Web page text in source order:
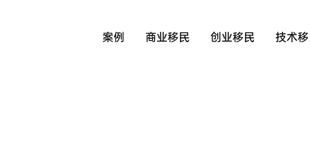
案例 商业移民 创业移民 技术